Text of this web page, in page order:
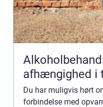
afhængighed i
Du har muligvis hørt
forbindelse med